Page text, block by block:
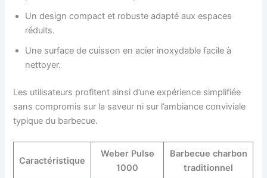
Un design compact et robuste adapté aux espaces
réduits.
Une surface de cuisson en acier inoxydable facile à
nettoyer.
Les utilisateurs profitent ainsi d’une expérience simplifiée
sans compromis sur la saveur ni sur l’ambiance conviviale
typique du barbecue.
Caractéristique
Weber Pulse
1000
Barbecue charbon
traditionnel